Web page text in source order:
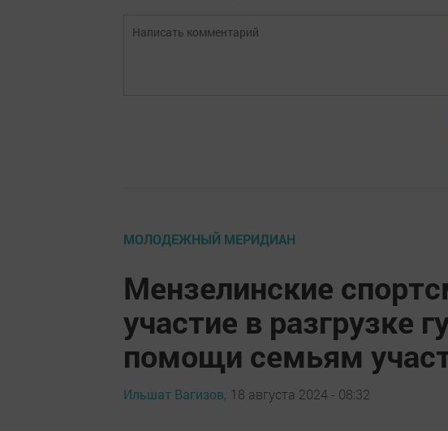
МОЛОДЕЖНЫЙ МЕРИДИАН
Мензелинские
участие в разгрузке
помощи семьям
Ильшат Вагизов, 18 августа 2024 - 08:32